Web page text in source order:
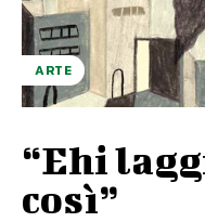
ARTE
“Ehi
così”